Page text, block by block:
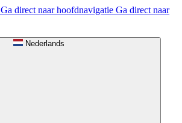
Ga direct naar hoofdnavigatie Ga direct naar
Nederlands